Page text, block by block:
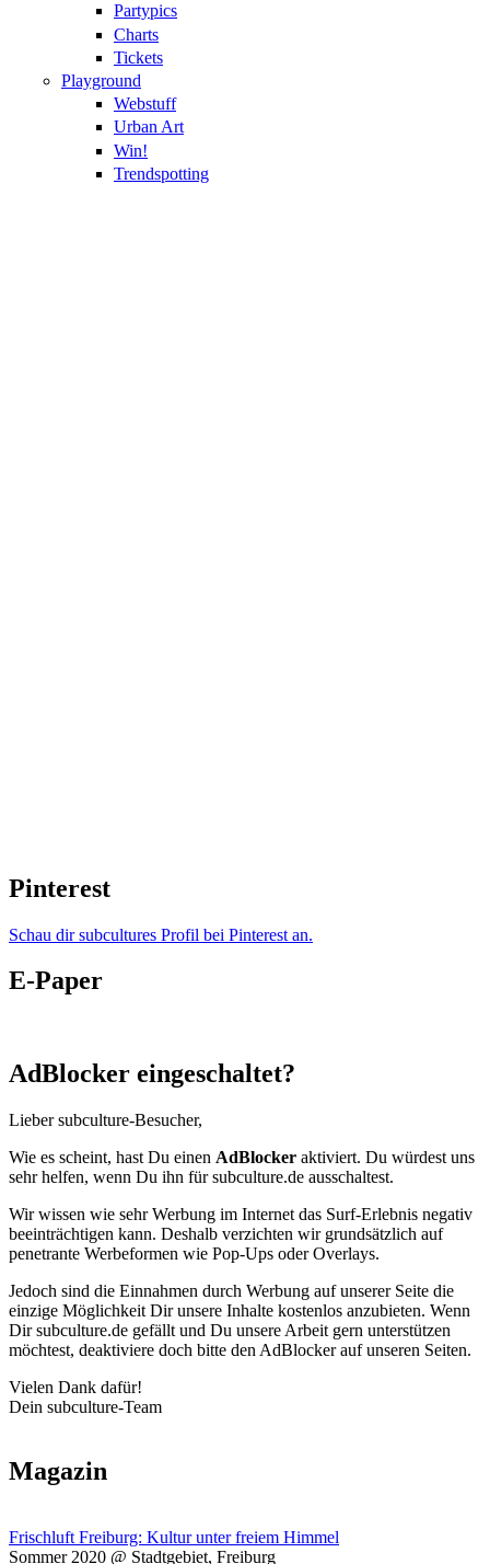
Partypics
Charts
Tickets
Playground
Webstuff
Urban Art
Win!
Trendspotting
Pinterest
Schau dir subcultures Profil bei Pinterest an.
E-Paper
AdBlocker eingeschaltet?
Lieber subculture-Besucher,
Wie es scheint, hast Du einen AdBlocker aktiviert. Du würdest uns
sehr helfen, wenn Du ihn für subculture.de ausschaltest.
Wir wissen wie sehr Werbung im Internet das Surf-Erlebnis negativ
beeinträchtigen kann. Deshalb verzichten wir grundsätzlich auf
penetrante Werbeformen wie Pop-Ups oder Overlays.
Jedoch sind die Einnahmen durch Werbung auf unserer Seite die
einzige Möglichkeit Dir unsere Inhalte kostenlos anzubieten. Wenn
Dir subculture.de gefällt und Du unsere Arbeit gern unterstützen
möchtest, deaktiviere doch bitte den AdBlocker auf unseren Seiten.
Vielen Dank dafür!
Dein subculture-Team
Magazin
Frischluft Freiburg: Kultur unter freiem Himmel
Sommer 2020 @ Stadtgebiet, Freiburg